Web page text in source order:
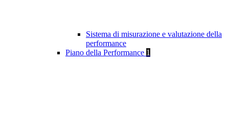
Sistema di misurazione e valutazione della
performance
Piano della Performance 1